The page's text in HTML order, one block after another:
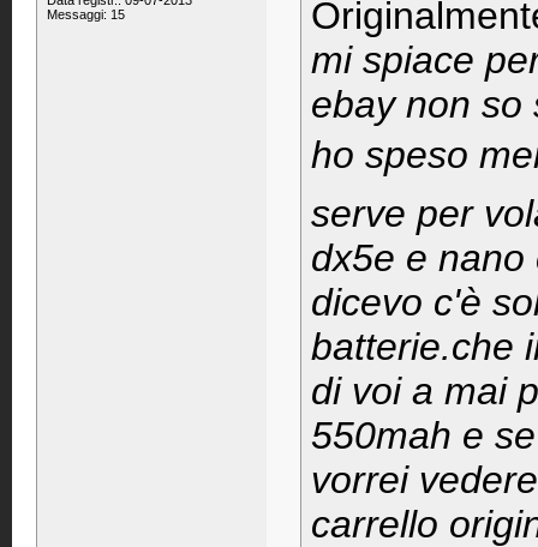
Messaggi: 15
mi spiace
ebay non so
ho speso
serve per
dx5e e
dicevo c'è
batterie.che
di voi a mai
550mah e
vorrei
carrello